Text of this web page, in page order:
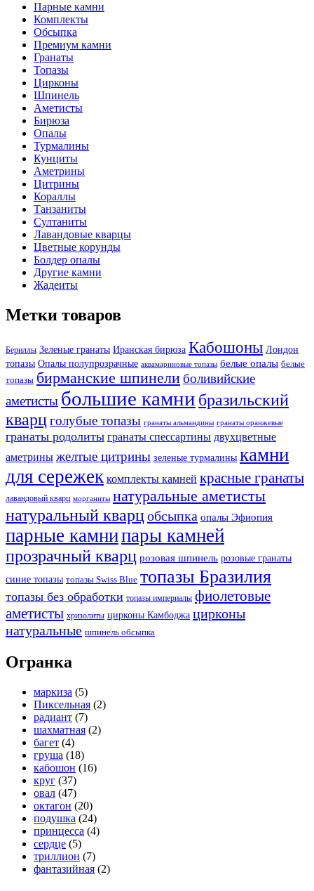
Парные камни
Комплекты
Обсыпка
Премиум камни
Гранаты
Топазы
Цирконы
Шпинель
Аметисты
Бирюза
Опалы
Турмалины
Кунциты
Аметрины
Цитрины
Кораллы
Танзаниты
Султаниты
Лавандовые кварцы
Цветные корунды
Болдер опалы
Другие камни
Жадеиты
Метки товаров
Бериллы Зеленые гранаты Иранская бирюза Кабошоны Лондон
топазы Опалы полупрозрачные аквамариновые топазы белые опалы белые
топазы бирманские шпинелиболивийские
аметисты большие камни бразильский
кварцголубые топазы гранаты альмандины гранаты оранжевые
гранаты родолиты гранаты спессартины двухцветные
аметрины желтые цитрины зеленые турмалины камни
для сережек комплекты камней красные гранаты
лавандовый кварц морганиты натуральные аметисты
натуральный кварцобсыпка опалы Эфиопия
парные камнипары камней
прозрачный кварц розовая шпинель розовые гранаты
синие топазы топазы Swiss Blue топазы Бразилия
топазы без обработки топазы империалы фиолетовые
аметисты хризолиты цирконы Камбоджа цирконы
натуральные шпинель обсыпка
Огранка
маркиза (5)
Пиксельная (2)
радиант (7)
шахматная (2)
багет (4)
груша (18)
кабошон (16)
круг (37)
овал (47)
октагон (20)
подушка (24)
принцесса (4)
сердце (5)
триллион (7)
фантазийная (2)